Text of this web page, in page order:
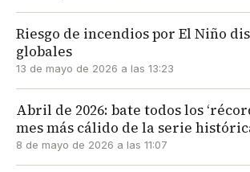
Riesgo de incendios por El Niño
globales
13 de mayo de 2026 a las 13:23
Abril de 2026: bate todos los
mes más cálido de la serie
8 de mayo de 2026 a las 11:07